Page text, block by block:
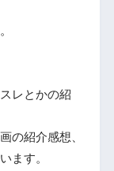
レとかの紹
の紹介感想、
ます。